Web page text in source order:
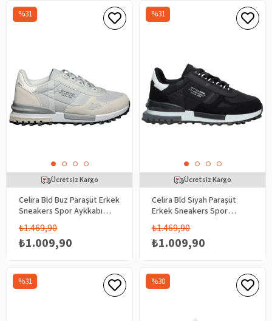
Celira Bld Buz Paraşüt Erkek
Sneakers Spor Aykkabı
8089
₺1.009,90
₺1.469,90
%31
Ücretsiz Kargo
Celira Bld Siyah Paraşüt
Erkek Sneakers Spor
Aykkabı 8089
₺1.009,90
₺1.469,90
%31
Ücretsiz Kargo
%31 %30